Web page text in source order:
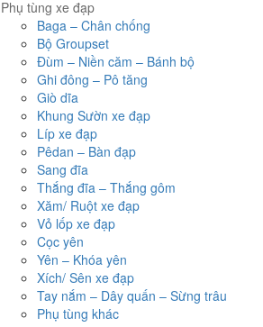
Phụ tùng xe đạp
Baga – Chân chống
Bộ Groupset
Đùm – Niền căm – Bánh bộ
Ghi đông – Pô tăng
Giò dĩa
Khung Sườn xe đạp
Líp xe đạp
Pêdan – Bàn đạp
Sang đĩa
Thắng đĩa – Thắng gôm
Xăm/ Ruột xe đạp
Vỏ lốp xe đạp
Cọc yên
Yên – Khóa yên
Xích/ Sên xe đạp
Tay nắm – Dây quấn – Sừng trâu
Phụ tùng khác